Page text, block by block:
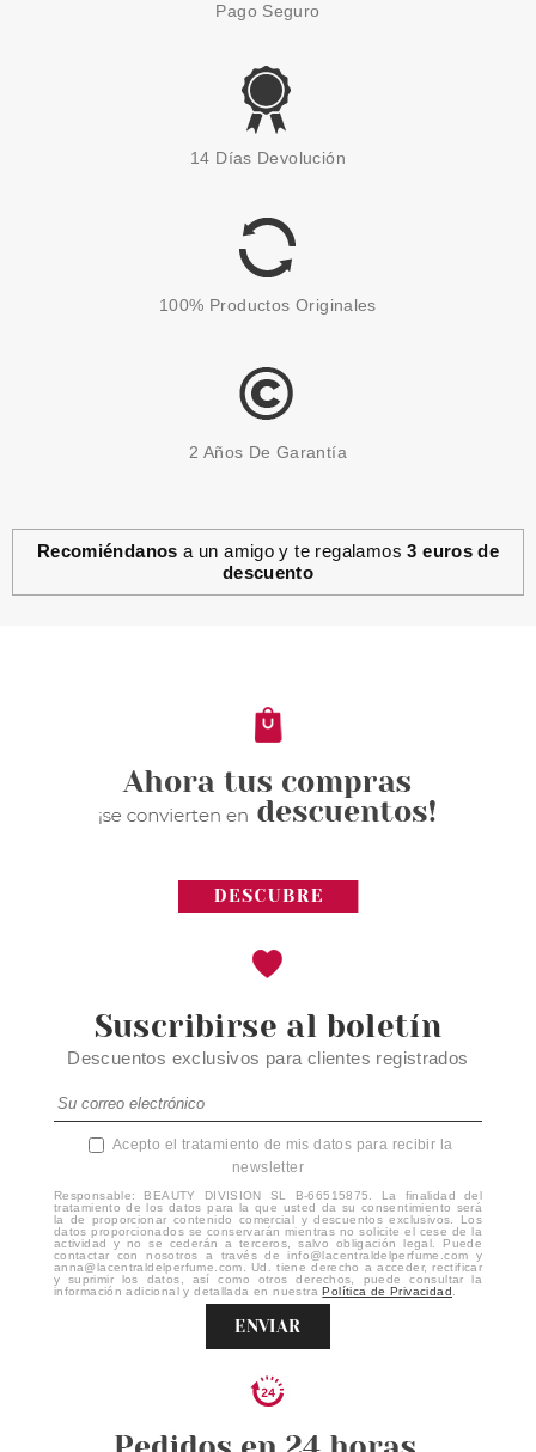
ESSENCE
TOP COAT 8 ML
1.72€
ESSENCE
1.99€
Pago Seguro
14 Días Devolución
100% Productos Originales
2 Años De Garantía
Recomiéndanos a un amigo y te regalamos3 euros de
descuento
Suscribirse al boletín
Descuentos exclusivos para clientes registrados
Acepto el tratamiento de mis datos para recibir la
newsletter
Responsable: BEAUTY DIVISION SL B-66515875. La finalidad del
tratamiento de los datos para la que usted da su consentimiento será
la de proporcionar contenido comercial y descuentos exclusivos. Los
datos proporcionados se conservarán mientras no solicite el cese de la
actividad y no se cederán a terceros, salvo obligación legal. Puede
contactar con nosotros a través de info@lacentraldelperfume.com y
anna@lacentraldelperfume.com. Ud. tiene derecho a acceder, rectificar
y suprimir los datos, así como otros derechos, puede consultar la
información adicional y detallada en nuestraPolítica de Privacidad
ENVIAR